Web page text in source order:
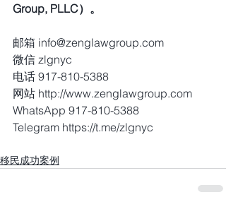
Group, PLLC）。
邮箱 info@zenglawgroup.com
微信 zlgnyc
电话 917-810-5388
网站 http://www.zenglawgroup.com
WhatsApp 917-810-5388
Telegram https://t.me/zlgnyc
移民成功案例